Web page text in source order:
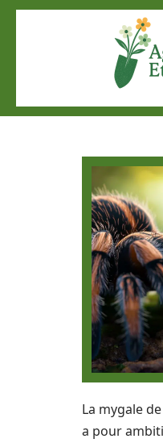
La mygale
a pour